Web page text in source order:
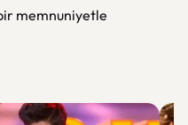
memnuniyetle